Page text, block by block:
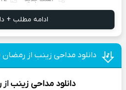
ادامه مطلب +
دانلود مداحی زینب از رمضان
دانلود مداحی زینب از